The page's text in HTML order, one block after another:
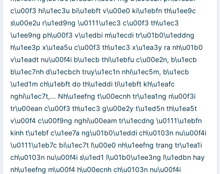
c\u00f3 hi\u1ec3u bi\u1ebft v\u00e0 ki\u1ebfn th\u1ee9c
s\u00e2u r\u1ed9ng \u0111\u1ec3 c\u00f3 th\u1ec3
\u1ee9ng ph\u00f3 v\u1edbi m\u1ecdi tr\u01b0\u1eddng
h\u1ee3p x\u1ea5u c\u00f3 th\u1ec3 x\u1ea3y ra nh\u01b0
v\u1eadt nu\u00f4i b\u1ecb thi\u1ebfu c\u00e2n, b\u1ecb
b\u1ec7nh d\u1ecbch truy\u1ec1n nhi\u1ec5m, b\u1ecb
\u1ed1m ch\u1ebft do th\u1eddi ti\u1ebft kh\u1eafc
nghi\u1ec7t,... Nh\u1eefng t\u00ecnh tr\u1ea1ng n\u00f3i
tr\u00ean c\u00f3 th\u1ec3 g\u00e2y t\u1ed5n th\u1ea5t
v\u00f4 c\u00f9ng nghi\u00eam tr\u1ecdng \u0111\u1ebfn
kinh t\u1ebf c\u1ee7a ng\u01b0\u1eddi ch\u0103n nu\u00f4i
\u0111\u1eb7c bi\u1ec7t l\u00e0 nh\u1eefng trang tr\u1ea1i
ch\u0103n nu\u00f4i s\u1ed1 l\u01b0\u1ee3ng l\u1edbn hay
nh\u1eefng m\u00f4 h\u00ecnh ch\u0103n nu\u00f4i